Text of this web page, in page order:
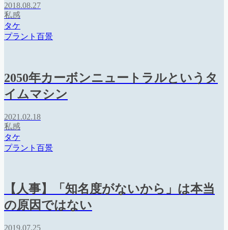
2018.08.27
私感
タケ
プラント百景
2050年カーボンニュートラルというタ
イムマシン
2021.02.18
私感
タケ
プラント百景
【人事】「知名度がないから」は本当
の原因ではない
2019.07.25